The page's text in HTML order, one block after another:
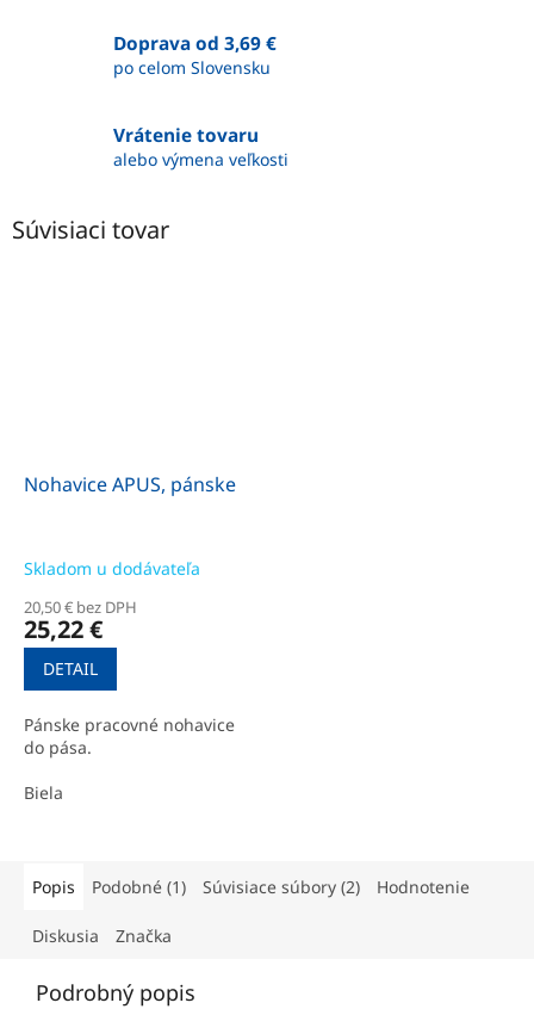
Doprava od 3,69 €
po celom Slovensku
Vrátenie tovaru
alebo výmena veľkosti
Súvisiaci tovar
Nohavice APUS, pánske
Skladom u dodávateľa
20,50 € bez DPH
25,22 €
DETAIL
Pánske pracovné nohavice
do pása.
Biela
Popis Podobné (1) Súvisiace súbory (2) Hodnotenie
Diskusia Značka
Podrobný popis